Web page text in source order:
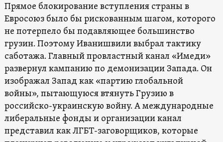
Прямое блокирование вступления страны в
Евросоюз было бы рискованным шагом, которого
не потерпело бы подавляющее большинство
грузин. Поэтому Иванишвили выбрал тактику
саботажа. Главный провластный канал «Имеди»
развернул кампанию по демонизации Запада. Он
изображал Запад как «партию глобальной
войны», пытающуюся втянуть Грузию в
российско-украинскую войну. А международные
либеральные фонды и организации канал
представил как ЛГБТ-заговорщиков, которые